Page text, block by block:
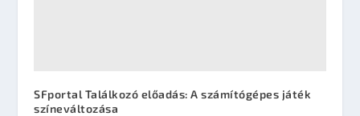
SFportal Találkozó előadás: A számítógépes játék
színeváltozása